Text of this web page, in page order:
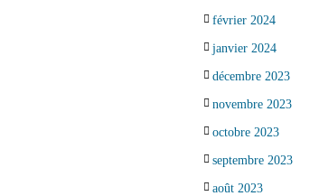
février 2024
janvier 2024
décembre 2023
novembre 2023
octobre 2023
septembre 2023
août 2023